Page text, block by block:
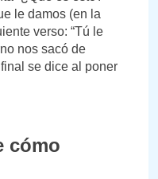
le damos (en la
verso: “Tú le
nos sacó de
se dice al poner
cómo